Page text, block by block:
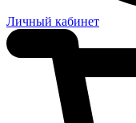
Личный кабинет